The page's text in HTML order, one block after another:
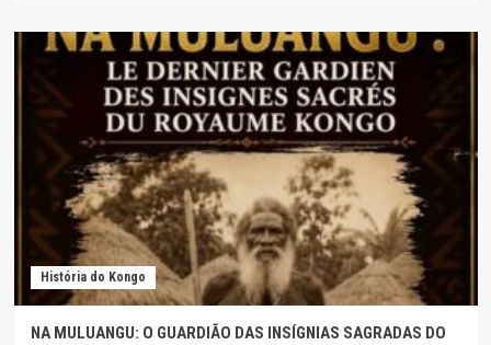
História do Kongo
NA MULUANGU: O GUARDIÃO DAS INSÍGNIAS SAGRADAS DO